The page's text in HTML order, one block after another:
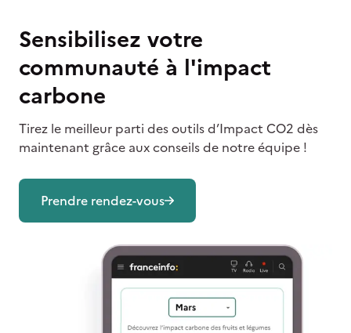
Sensibilisez votre
communauté à l'impact
carbone
Tirez le meilleur parti des outils d’Impact CO2 dès
maintenant grâce aux conseils de notre équipe !
Prendre rendez-vous